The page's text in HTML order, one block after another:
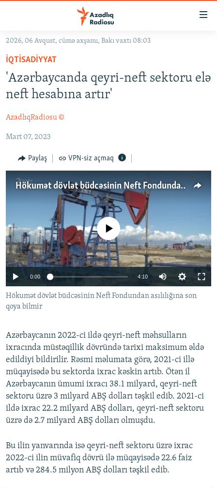
Əsas
qayıt
Əsas
naviqasiyaya
qayıt
Axtarışa
GÜNDƏM
#İZAHLA
KORRUPSIOMETR
FƏRQƏ BAX
QANUNI DOĞRU
ARAŞDIRMA
VIDEO
FOTOQALEREYA
İNFOQRAFIKA
KARIKATURA
RADIO ARXIV
AZƏRBAYCAN ƏDƏBIYYATI KITABXANASI
İSLAM VƏ DEMOKRATIYA
İZ - MƏDƏNIYYƏT PROQRAMI
HAQQIMIZDA
MISSIYAMIZ
PEŞƏ ETIKASI VƏ JURNALISTIKA STANDARTLARIMIZ
MATERIALLARIMIZDAN ISTIFADƏ
AZADLIQRADIOSU MOBIL TELEFONUNUZDA
BIZIMLƏ ƏLAQƏ
BIZI IZLƏ
RFE/RL-in bütün saytları
2026, 06 Avqust, cümə axşamı, Bakı vaxtı 08:03
İQTISADIYYAT
'Azərbaycanda qeyri-neft sektoru elə
neft hesabına artır'
AzadlıqRadiosu ©
Mart 07, 2023
Paylaş VPN-siz açmaq
Hökumət dövlət büdcəsinin Neft Fondundan asılılığına son qoya bilmir
No media source currently available
0:00 4:10
Hökumət dövlət büdcəsinin Neft Fondundan asılılığına son
qoya bilmir
Azərbaycanın 2022-ci ildə qeyri-neft məhsulların
ixracında müstəqillik dövründə tarixi maksimum əldə
edildiyi bildirilir. Rəsmi məlumata görə, 2021-ci illə
müqayisədə bu sektorda ixrac kəskin artıb. Ötən il
Azərbaycanın ümumi ixracı 38.1 milyard, qeyri-neft
sektoru üzrə 3 milyard ABŞ dolları təşkil edib. 2021-ci
ildə ixrac 22.2 milyard ABŞ dolları, qeyri-neft sektoru
üzrə də 2.7 milyard ABŞ dolları olmuşdu.
Bu ilin yanvarında isə qeyri-neft sektoru üzrə ixrac
2022-ci ilin müvafiq dövrü ilə müqayisədə 22.6 faiz
artıb və 284.5 milyon ABŞ dolları təşkil edib.